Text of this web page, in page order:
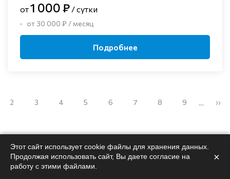
от1 000 ₽ / сутки
от 30 000 ₽ / месяц
Подробнее
2 3 4 5 6 7 8 9 … ››
Поможемподобрать
Этот сайт использует cookie файлы для хранения данных.
Продолжая использовать сайт, Вы даете согласие на
работу с этими файлами.
×